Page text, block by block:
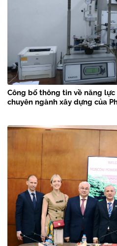
Công bố thông tin về năng
chuyên ngành xây dựng của